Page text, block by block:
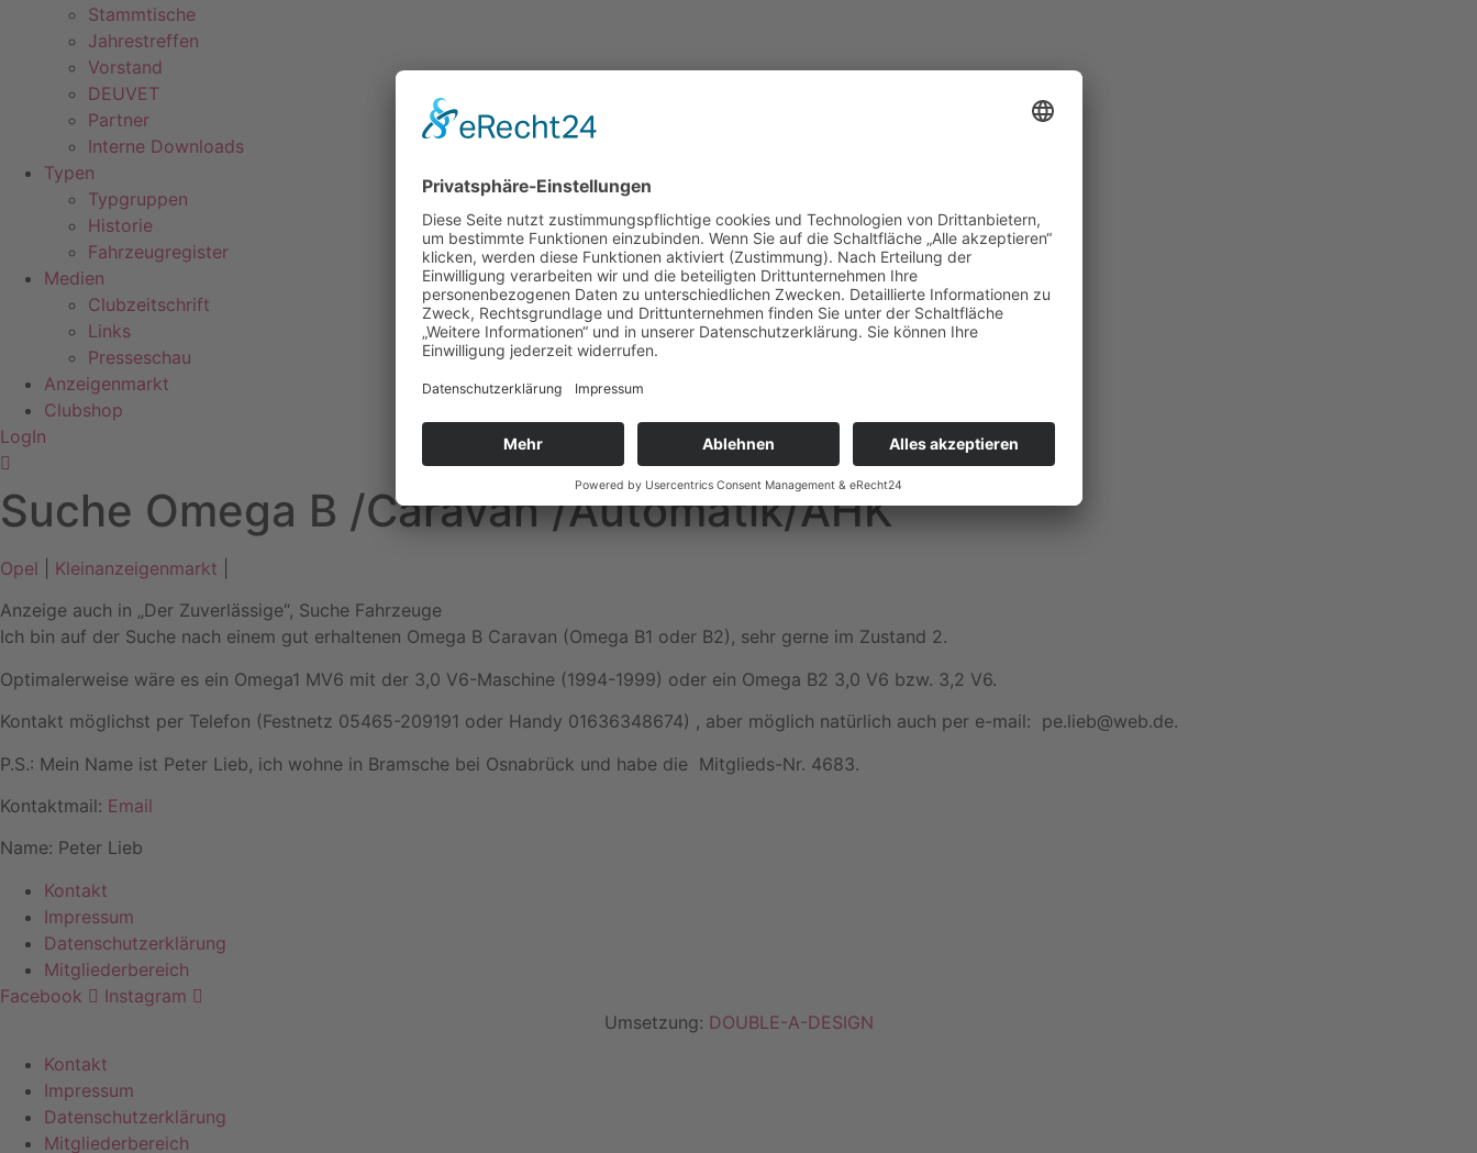
Stammtische
Jahrestreffen
Vorstand
DEUVET
Partner
Interne Downloads
Typen
Typgruppen
Historie
Fahrzeugregister
Medien
Clubzeitschrift
Links
Presseschau
Anzeigenmarkt
Clubshop
LogIn
Suche Omega B /Caravan /Automatik/AHK
Opel Kleinanzeigenmarkt
Anzeige auch in „Der Zuverlässige“, Suche Fahrzeuge
Ich bin auf der Suche nach einem gut erhaltenen Omega B Caravan (Omega B1 oder B2), sehr gerne im Zustand 2.
Optimalerweise wäre es ein Omega1 MV6 mit der 3,0 V6-Maschine (1994-1999) oder ein Omega B2 3,0 V6 bzw. 3,2 V6.
Kontakt möglichst per Telefon (Festnetz 05465-209191 oder Handy 01636348674) , aber möglich natürlich auch per e-mail: pe.lieb@web.de.
P.S.: Mein Name ist Peter Lieb, ich wohne in Bramsche bei Osnabrück und habe die Mitglieds-Nr. 4683.
Kontaktmail: Email
Name: Peter Lieb
Kontakt
Impressum
Datenschutzerklärung
Mitgliederbereich
Facebook
Instagram
Umsetzung: DOUBLE-A-DESIGN
Kontakt
Impressum
Datenschutzerklärung
Mitgliederbereich